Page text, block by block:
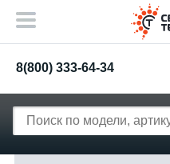
8(800) 333-64-34